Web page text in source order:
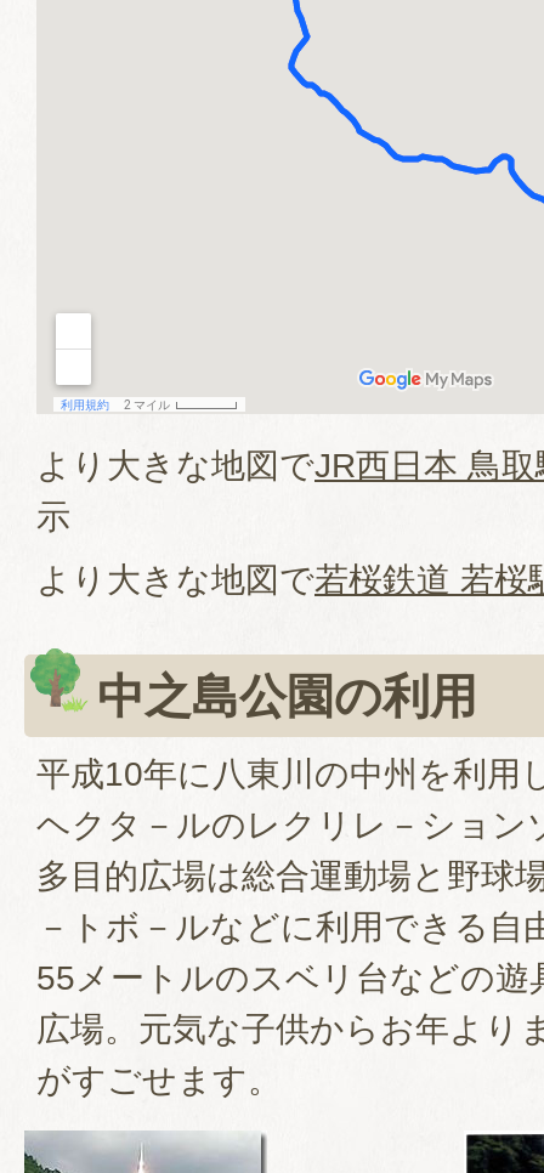
より大きな地図でJR西日本 鳥
示
より大きな地図で若桜鉄道 若桜
中之島公園の利用
平成10年に八東川の中州を利用
ヘクタ－ルのレクリレ－ション
多目的広場は総合運動場と野球
－トボ－ルなどに利用できる自
55メートルのスベリ台などの
広場。元気な子供からお年より
がすごせます。